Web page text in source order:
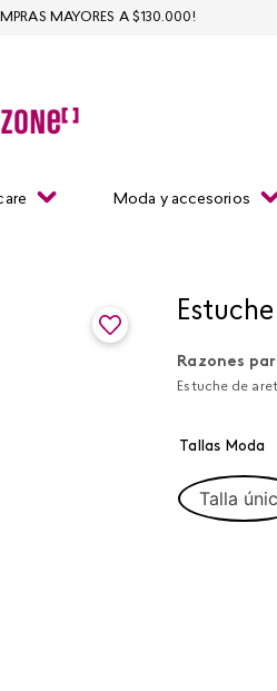
Moda y accesorios
MAYORES A $130.000!
Razones
Estuche de
Tallas Moda
Talla